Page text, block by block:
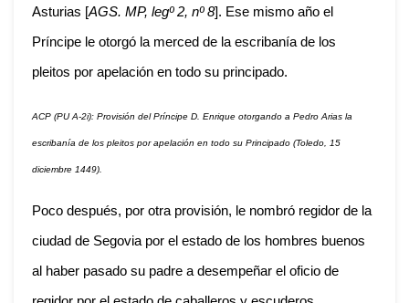
Asturias [AGS. MP, legº 2, nº 8]. Ese mismo año el
Príncipe le otorgó la merced de la escribanía de los
pleitos por apelación en todo su principado.
ACP (PU A-2i): Provisión del Príncipe D. Enrique otorgando a Pedro Arias la
escribanía de los pleitos por apelación en todo su Principado (Toledo, 15
diciembre 1449).
Poco después, por otra provisión, le nombró regidor de la
ciudad de Segovia por el estado de los hombres buenos
al haber pasado su padre a desempeñar el oficio de